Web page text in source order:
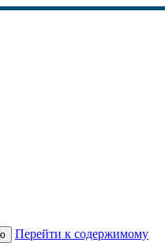
Перейти к содержимому